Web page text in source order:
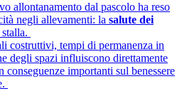
allontanamento dal pascolo ha reso
negli allevamenti: la salute dei
costruttivi, tempi di permanenza in
degli spazi influiscono direttamente
importanti sul benessere